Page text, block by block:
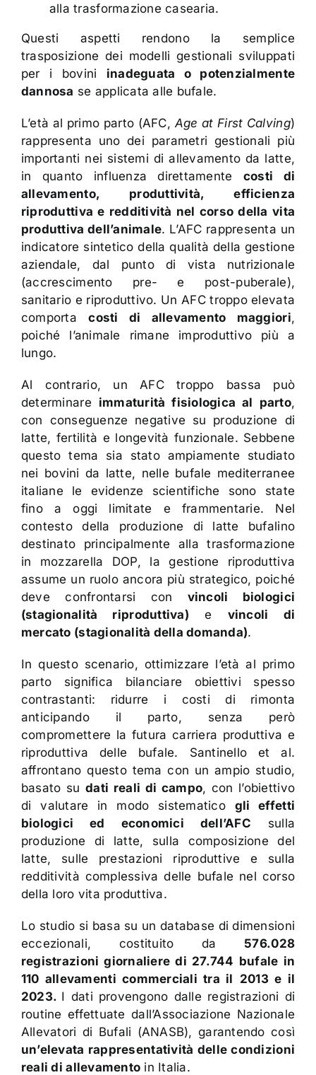
alla trasformazione casearia.
Questi aspetti rendono la semplice
trasposizione dei modelli gestionali sviluppati
per i bovini inadeguata o potenzialmente
dannosa se applicata alle bufale.
L’età al primo parto (AFC, Age at First Calving)
rappresenta uno dei parametri gestionali più
importanti nei sistemi di allevamento da latte,
in quanto influenza direttamente costi di
allevamento, produttività, efficienza
riproduttiva e redditività nel corso della vita
produttiva dell’animale. L’AFC rappresenta un
indicatore sintetico della qualità della gestione
aziendale, dal punto di vista nutrizionale
(accrescimento pre- e post-puberale),
sanitario e riproduttivo. Un AFC troppo elevata
comportacosti di allevamento maggiori,
poiché l’animale rimane improduttivo più a
lungo.
Al contrario, un AFC troppo bassa può
determinare immaturità fisiologica al parto,
con conseguenze negative su produzione di
latte, fertilità e longevità funzionale. Sebbene
questo tema sia stato ampiamente studiato
nei bovini da latte, nelle bufale mediterranee
italiane le evidenze scientifiche sono state
fino a oggi limitate e frammentarie. Nel
contesto della produzione di latte bufalino
destinato principalmente alla trasformazione
in mozzarella DOP, la gestione riproduttiva
assume un ruolo ancora più strategico, poiché
deve confrontarsi con vincoli biologici
(stagionalità riproduttiva) e vincoli di
mercato (stagionalità della domanda).
In questo scenario, ottimizzare l’età al primo
parto significa bilanciare obiettivi spesso
contrastanti: ridurre i costi di rimonta
anticipando il parto, senza però
compromettere la futura carriera produttiva e
riproduttiva delle bufale. Santinello et al.
affrontano questo tema con un ampio studio,
basato sudati reali di campo, con l’obiettivo
di valutare in modo sistematico gli effetti
biologici ed economici dell’AFC sulla
produzione di latte, sulla composizione del
latte, sulle prestazioni riproduttive e sulla
redditività complessiva delle bufale nel corso
della loro vita produttiva.
Lo studio si basa su un database di dimensioni
eccezionali, costituito da 576.028
registrazioni giornaliere di 27.744 bufale in
110 allevamenti commerciali tra il 2013 e il
2023. I dati provengono dalle registrazioni di
routine effettuate dall’Associazione Nazionale
Allevatori di Bufali (ANASB), garantendo così
un’elevata rappresentatività delle condizioni
reali di allevamento in Italia.